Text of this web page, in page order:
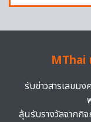
MThai
รับข่าวสารเลขม
ลุ้นรับรางวัลจากกิ